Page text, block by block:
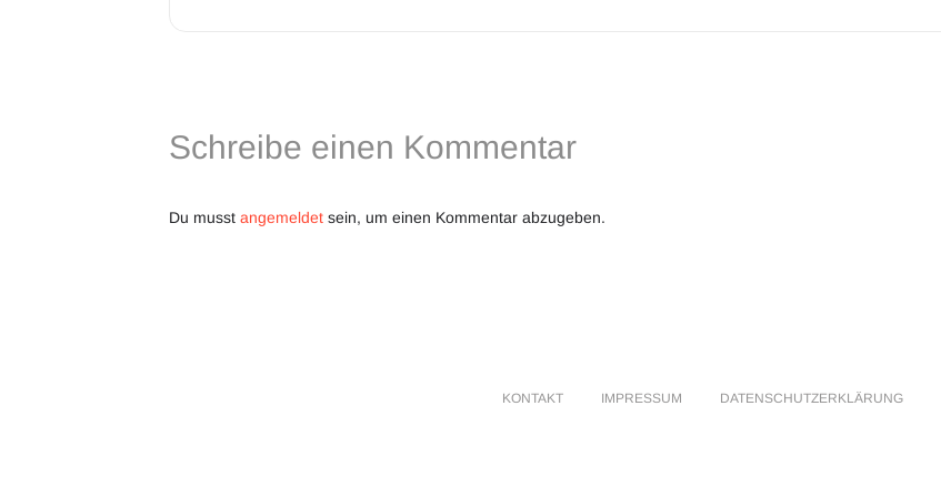
Schreibe einen Kommentar
Du musst angemeldet sein, um einen Kommentar abzugeben.
KONTAKT IMPRESSUM DATENSCHUTZERKLÄRUNG